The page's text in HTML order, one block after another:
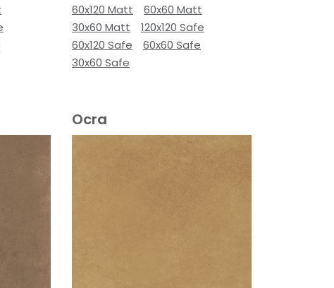
60x120 Matt
60x60 Matt
30x60 Matt
120x120 Safe
60x120 Safe
60x60 Safe
30x60 Safe
Ocra